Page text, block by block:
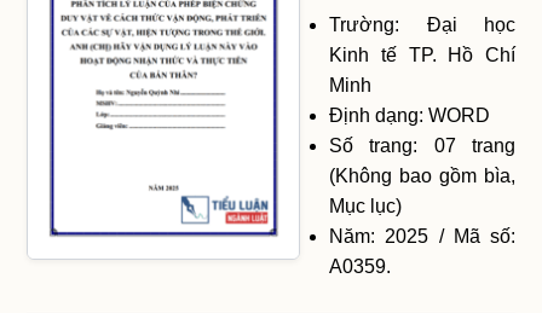
Trường: Đại học
Kinh tế TP. Hồ Chí
Minh
Định dạng: WORD
Số trang: 07 trang
(Không bao gồm bìa,
Mục lục)
Năm: 2025 / Mã số:
A0359.